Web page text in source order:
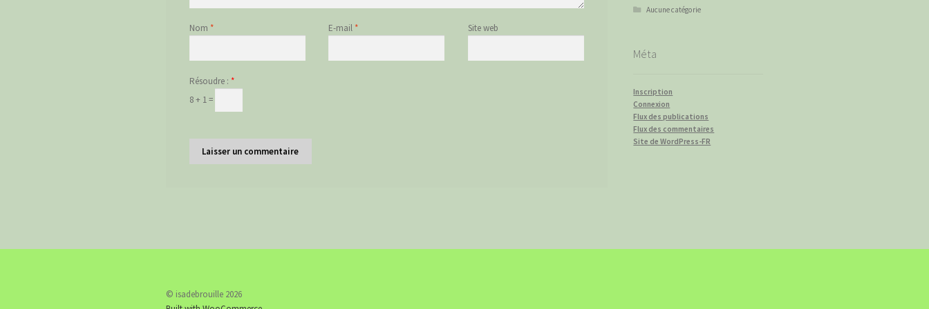
Nom * E-mail * Site web
Résoudre : *
8 + 1 =
Aucune catégorie
Méta
Inscription
Connexion
Flux des publications
Flux des commentaires
Site de WordPress-FR
© isadebrouille 2026